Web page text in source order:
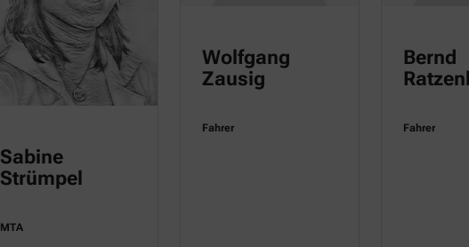
Sabine
Strümpel
MTA
Wolfgang
Zausig
Fahrer
Bernd
Fahrer